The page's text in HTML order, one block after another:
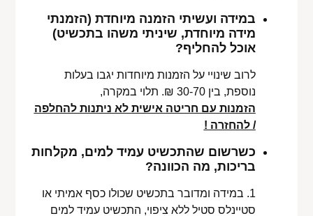
במידה ועשיתי הזמנה מיוחדת (הזמנתי
מידה מיוחדת, שיניתי משהו בתכשיט)
אוכל להחליף?
לרוב שינויי על הזמנות מיוחדות יגבו בעלות
נוספת, בין 30-70 ₪. תלוי במקרה,
הזמנות עם חריטה אישית לא ניתנות להחלפה
/ להחזרה !
כשרשום שהתכשיט עמיד למים, מקלחות
בריכות, מה הכוונה?
1. במידה ומדובר בתכשיט שכולו כסף אמיתי או
סטיינלס סטיל ללא ציפוי, התכשיט עמיד למים